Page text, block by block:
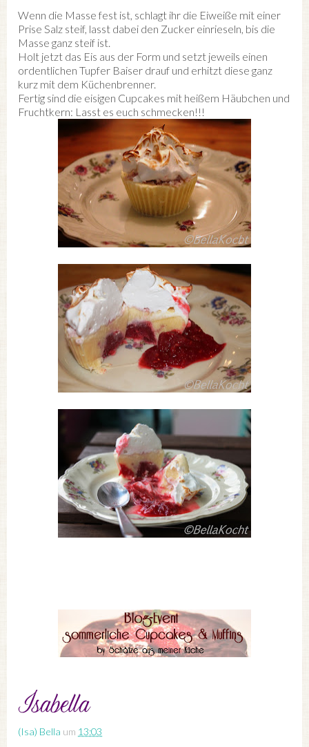
Wenn die Masse fest ist, schlagt ihr die Eiweiße mit einer
Prise Salz steif, lasst dabei den Zucker einrieseln, bis die
Masse ganz steif ist.
Holt jetzt das Eis aus der Form und setzt jeweils einen
ordentlichen Tupfer Baiser drauf und erhitzt diese ganz
kurz mit dem Küchenbrenner.
Fertig sind die eisigen Cupcakes mit heißem Häubchen und
Fruchtkern: Lasst es euch schmecken!!!
(Isa) Bella um 13:03